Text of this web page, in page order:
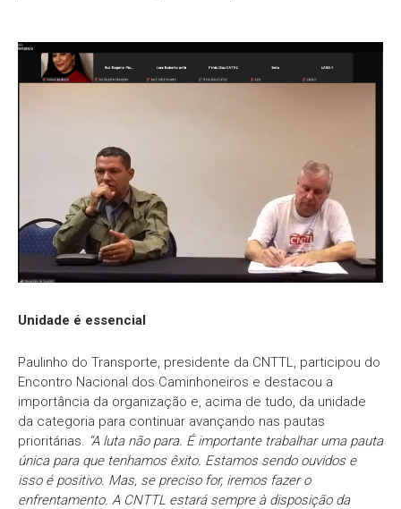
Unidade é essencial
Paulinho do Transporte, presidente da CNTTL, participou do
Encontro Nacional dos Caminhoneiros e destacou a
importância da organização e, acima de tudo, da unidade
da categoria para continuar avançando nas pautas
prioritárias. “A luta não para. É importante trabalhar uma pauta
única para que tenhamos êxito. Estamos sendo ouvidos e
isso é positivo. Mas, se preciso for, iremos fazer o
enfrentamento. A CNTTL estará sempre à disposição da